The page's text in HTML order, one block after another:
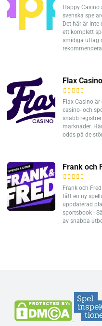
Happy Casino
svenska
Det här är
ett komplett
smidiga uttag
Flax
Flax Casino
casino- och
snabb
marknader.
odds på de
Frank och
Frank och
fått en ny
uppdaterad
sportsbook -
av snabba